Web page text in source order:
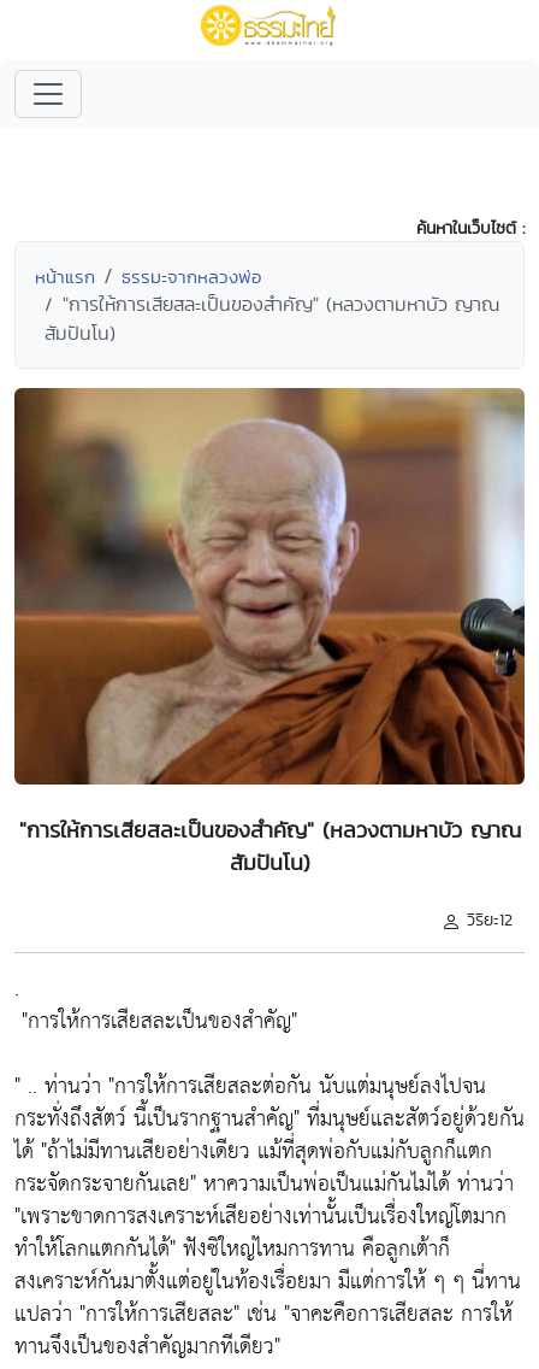
ค้นหาในเว็บไซต์ :
หน้าแรก ธรรมะจากหลวงพ่อ
"การให้การเสียสละเป็นของสำคัญ" (หลวงตามหาบัว ญาณ
สัมปันโน)
"การให้การเสียสละเป็นของสำคัญ" (หลวงตามหาบัว ญาณ
สัมปันโน)
วิริยะ12
.
"การให้การเสียสละเป็นของสำคัญ"
" .. ท่านว่า "การให้การเสียสละต่อกัน นับแต่มนุษย์ลงไปจน
กระทั่งถึงสัตว์ นี้เป็นรากฐานสำคัญ"ที่มนุษย์และสัตว์อยู่ด้วยกัน
ได้"ถ้าไม่มีทานเสียอย่างเดียว แม้ที่สุดพ่อกับแม่กับลูกก็แตก
กระจัดกระจายกันเลย"หาความเป็นพ่อเป็นแม่กันไม่ได้ ท่านว่า
"เพราะขาดการสงเคราะห์เสียอย่างเท่านั้นเป็นเรื่องใหญ่โตมาก
ทำให้โลกแตกกันได้"ฟังซิใหญ่ไหมการทาน คือลูกเต้าก็
สงเคราะห์กันมาตั้งแต่อยู่ในท้องเรื่อยมา มีแต่การให้ ๆ ๆ นี่ทาน
แปลว่า "การให้การเสียสละ" เช่น "จาคะคือการเสียสละ การให้
ทานจึงเป็นของสำคัญมากทีเดียว"